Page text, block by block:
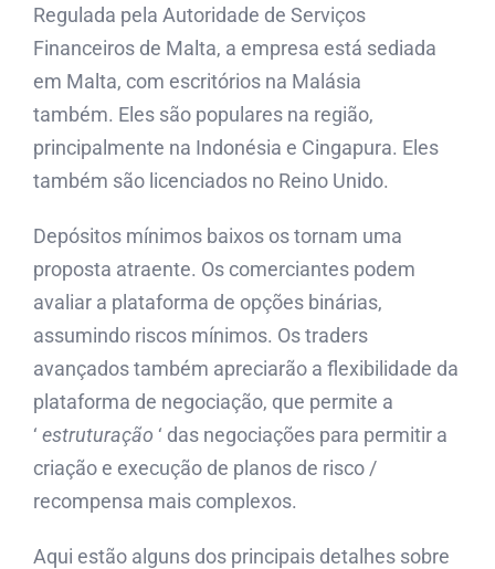
Regulada pela Autoridade de Serviços
Financeiros de Malta, a empresa está sediada
em Malta, com escritórios na Malásia
também. Eles são populares na região,
principalmente na Indonésia e Cingapura. Eles
também são licenciados no Reino Unido.
Depósitos mínimos baixos os tornam uma
proposta atraente. Os comerciantes podem
avaliar a plataforma de opções binárias,
assumindo riscos mínimos. Os traders
avançados também apreciarão a flexibilidade da
plataforma de negociação, que permite a
‘ estruturação ‘ das negociações para permitir a
criação e execução de planos de risco /
recompensa mais complexos.
Aqui estão alguns dos principais detalhes sobre